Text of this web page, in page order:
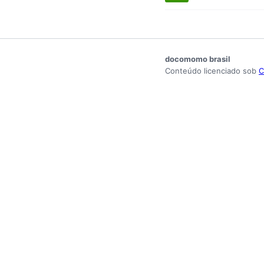
docomomo brasil
Conteúdo licenciado sob